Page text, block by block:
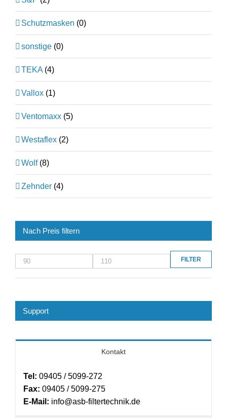
Schutzmasken (0)
sonstige (0)
TEKA (4)
Vallox (1)
Ventomaxx (5)
Westaflex (2)
Wolf (8)
Zehnder (4)
Nach Preis filtern
Min.
Preis
Max.
Preis
FILTER
Support
Kontakt
Tel: 09405 / 5099-272
Fax: 09405 / 5099-275
E-Mail: info@asb-filtertechnik.de